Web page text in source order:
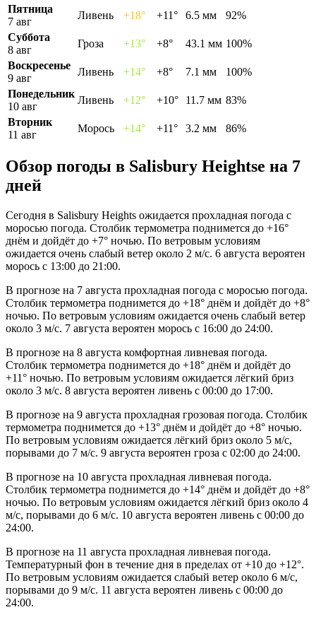
Пятница
7 авг
Ливень +18° +11° 6.5 мм
92%
Суббота
8 авг
Гроза +13° +8° 43.1 мм 100%
Воскресенье
9 авг
Ливень +14° +8° 7.1 мм
100%
Понедельник
10 авг
Ливень +12° +10° 11.7 мм 83%
Вторник
11 авг
Морось +14° +11° 3.2 мм 86%
Обзор погоды в Salisbury Heightsе на 7
дней
Сегодня в Salisbury Heights ожидается прохладная погода с
моросью погода. Столбик термометра поднимется до +16°
днём и дойдёт до +7° ночью. По ветровым условиям
ожидается очень слабый ветер около 2 м/с. 6 августа вероятен
морось с 13:00 до 21:00.
В прогнозе на 7 августа прохладная погода с моросью погода.
Столбик термометра поднимется до +18° днём и дойдёт до +8°
ночью. По ветровым условиям ожидается очень слабый ветер
около 3 м/с. 7 августа вероятен морось с 16:00 до 24:00.
В прогнозе на 8 августа комфортная ливневая погода.
Столбик термометра поднимется до +18° днём и дойдёт до
+11° ночью. По ветровым условиям ожидается лёгкий бриз
около 3 м/с. 8 августа вероятен ливень с 00:00 до 17:00.
В прогнозе на 9 августа прохладная грозовая погода. Столбик
термометра поднимется до +13° днём и дойдёт до +8° ночью.
По ветровым условиям ожидается лёгкий бриз около 5 м/с,
порывами до 7 м/с. 9 августа вероятен гроза с 02:00 до 24:00.
В прогнозе на 10 августа прохладная ливневая погода.
Столбик термометра поднимется до +14° днём и дойдёт до +8°
ночью. По ветровым условиям ожидается лёгкий бриз около 4
м/с, порывами до 6 м/с. 10 августа вероятен ливень с 00:00 до
24:00.
В прогнозе на 11 августа прохладная ливневая погода.
Температурный фон в течение дня в пределах от +10 до +12°.
По ветровым условиям ожидается слабый ветер около 6 м/с,
порывами до 9 м/с. 11 августа вероятен ливень с 00:00 до
24:00.